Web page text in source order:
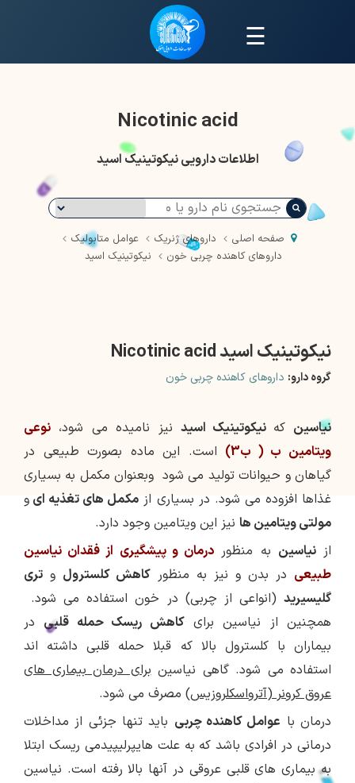
☰
Nicotinic acid
اطلاعات دارویی نیکوتینیک اسید
صفحه اصلی داروهای ژنریک
عوامل متابولیک
داروهای کاهنده چربی خون
نیکوتینیک اسید
نیکوتینیک اسید Nicotinic acid
گروه دارو: داروهای کاهنده چربی خون
نیاسین که نیکوتینیک اسید نیز نامیده می شود، نوعی
ویتامین ب ( ب3)
است. این ماده بصورت طبیعی در
گیاهان و حیوانات تولید می شود وبعنوان مکمل به بسیاری
غذاها افزوده می شود. در بسیاری از مکمل های تغذیه ای و
مولتی ویتامین ها نیز این ویتامین وجود دارد.
ازنیاسین به منظور درمان و پیشگیری از فقدان نیاسین
طبیعی در بدن و نیز به منظور کاهش کلسترول و تری
گلیسیرید (انواعی از چربی) در خون استفاده می شود.
همچنین از نیاسین برایکاهش ریسک حمله قلبی در
بیماران با کلسترول بالا که قبلا حمله قلبی داشته اند
استفاده می شود. گاهی نیاسینبرای درمان بیماری های
عروق کرونر (آترواسکلروزیس) مصرف می شود.
درمان با عوامل کاهنده چربی باید تنها جزئی از مداخلات
درمانی در افرادی باشد که به علت هایپرلیپیدمی ریسک ابتلا
به بیماری های قلبی عروقی در آنها بالا رفته است. نیاسین